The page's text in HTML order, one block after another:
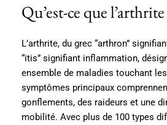
Qu’est-ce que l’arthrite
L’arthrite, du grec “arthron”
“itis” signifiant inflammation,
ensemble de maladies touchant
symptômes principaux
gonflements, des raideurs et une
mobilité. Avec plus de 100 types